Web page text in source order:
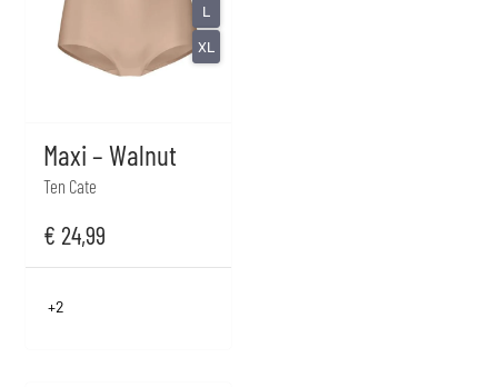
Maxi – Walnut
Ten Cate
€ 24,99
+2
L
XL